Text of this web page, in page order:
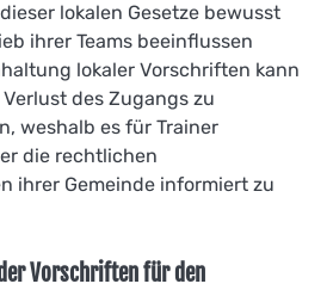
lokalen Gesetze bewusst
ihrer Teams beeinflussen
lokaler Vorschriften kann
des Zugangs zu
weshalb es für Trainer
die rechtlichen
ihrer Gemeinde informiert zu
Vorschriften für den